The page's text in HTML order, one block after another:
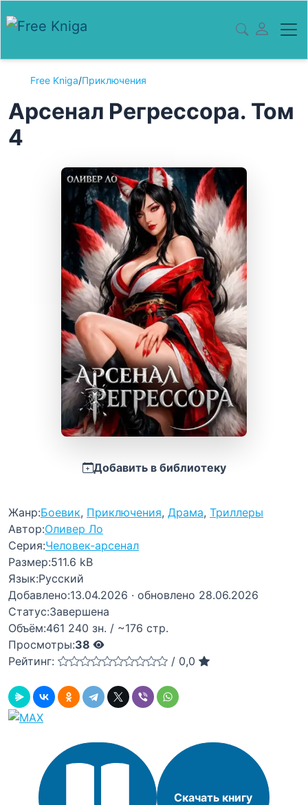
Free Kniga/Приключения
Арсенал Регрессора. Том
4
Добавить в библиотеку
Жанр:Боевик, Приключения, Драма, Триллеры
Автор:Оливер Ло
Серия:Человек-арсенал
Размер:511.6 kB
Язык:Русский
Добавлено:13.04.2026 · обновлено 28.06.2026
Статус:Завершена
Объём:461 240 зн. / ~176 стр.
Просмотры:38
Рейтинг:
/ 0,0
Скачать книгу